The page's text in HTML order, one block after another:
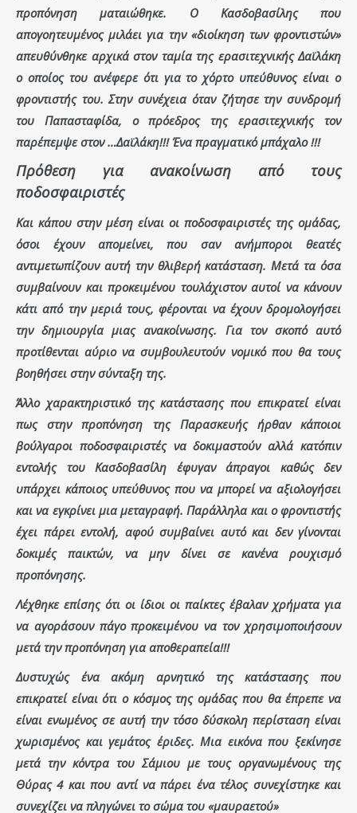
προπόνηση ματαιώθηκε. Ο Κασδοβασίλης που
απογοητευμένος μιλάει για την «διοίκηση των φροντιστών»
απευθύνθηκε αρχικά στον ταμία της ερασιτεχνικής Δαϊλάκη
ο οποίος του ανέφερε ότι για το χόρτο υπεύθυνος είναι ο
φροντιστής του. Στην συνέχεια όταν ζήτησε την συνδρομή
του Παπασταφίδα, ο πρόεδρος της ερασιτεχνικής τον
παρέπεμψε στον …Δαϊλάκη!!! Ένα πραγματικό μπάχαλο !!!
Πρόθεση για ανακοίνωση από τους
ποδοσφαιριστές
Και κάπου στην μέση είναι οι ποδοσφαιριστές της ομάδας,
όσοι έχουν απομείνει, που σαν ανήμποροι θεατές
αντιμετωπίζουν αυτή την θλιβερή κατάσταση. Μετά τα όσα
συμβαίνουν και προκειμένου τουλάχιστον αυτοί να κάνουν
κάτι από την μεριά τους, φέρονται να έχουν δρομολογήσει
την δημιουργία μιας ανακοίνωσης. Για τον σκοπό αυτό
προτίθενται αύριο να συμβουλευτούν νομικό που θα τους
βοηθήσει στην σύνταξη της.
Άλλο χαρακτηριστικό της κατάστασης που επικρατεί είναι
πως στην προπόνηση της Παρασκευής ήρθαν κάποιοι
βούλγαροι ποδοσφαιριστές να δοκιμαστούν αλλά κατόπιν
εντολής του Κασδοβασίλη έφυγαν άπραγοι καθώς δεν
υπάρχει κάποιος υπεύθυνος που να μπορεί να αξιολογήσει
και να εγκρίνει μια μεταγραφή. Παράλληλα και ο φροντιστής
έχει πάρει εντολή, αφού συμβαίνει αυτό και δεν γίνονται
δοκιμές παικτών, να μην δίνει σε κανένα ρουχισμό
προπόνησης.
Λέχθηκε επίσης ότι οι ίδιοι οι παίκτες έβαλαν χρήματα για
να αγοράσουν πάγο προκειμένου να τον χρησιμοποιήσουν
μετά την προπόνηση για αποθεραπεία!!!
Δυστυχώς ένα ακόμη αρνητικό της κατάστασης που
επικρατεί είναι ότι ο κόσμος της ομάδας που θα έπρεπε να
είναι ενωμένος σε αυτή την τόσο δύσκολη περίσταση είναι
χωρισμένος και γεμάτος έριδες. Μια εικόνα που ξεκίνησε
μετά την κόντρα του Σάμιου με τους οργανωμένους της
Θύρας 4 και που αντί να πάρει ένα τέλος συνεχίστηκε και
συνεχίζει να πληγώνει το σώμα του «μαυραετού»